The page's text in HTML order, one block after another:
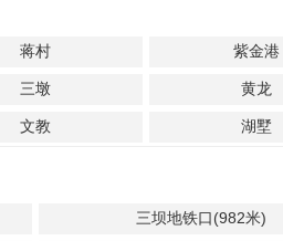
蒋村 紫金港
三墩 黄龙
文教 湖墅
三坝地铁口(982米)